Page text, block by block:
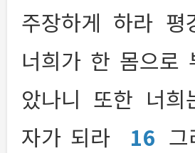
주장하게 하라 평
너희가 한 몸으로
았나니 또한 너희
자가 되라
16